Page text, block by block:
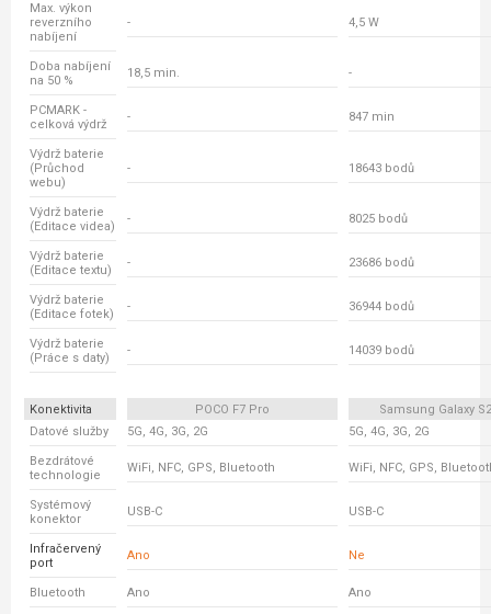
Max. výkon
reverzního
nabíjení
- 4,5 W
Doba nabíjení
na 50 %
18,5 min. -
PCMARK -
celková výdrž
- 847 min
Výdrž baterie
(Průchod
webu)
- 18643 bodů
Výdrž baterie
(Editace videa)
- 8025 bodů
Výdrž baterie
(Editace textu)
- 23686 bodů
Výdrž baterie
(Editace fotek)
- 36944 bodů
Výdrž baterie
(Práce s daty)
- 14039 bodů
Konektivita POCO F7 Pro
Samsung Galaxy
Datové služby
5G, 4G, 3G, 2G 5G, 4G, 3G, 2G
Bezdrátové
technologie
WiFi, NFC, GPS, Bluetooth WiFi, NFC, GPS,
Systémový
konektor
USB-C USB-C
Infračervený
port
Ano Ne
Bluetooth Ano Ano